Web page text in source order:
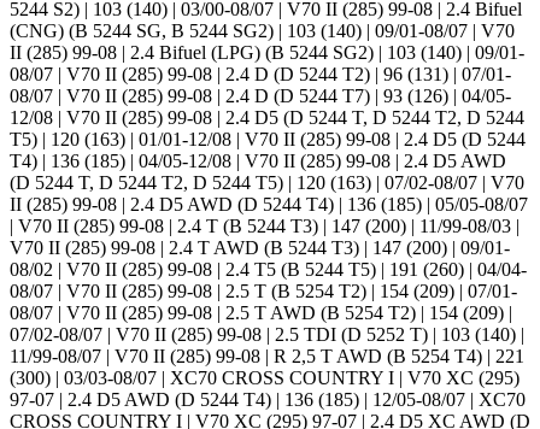
5244 S2) | 103 (140) | 03/00-08/07 | V70 II (285) 99-08 | 2.4 Bifuel
(CNG) (B 5244 SG, B 5244 SG2) | 103 (140) | 09/01-08/07 | V70
II (285) 99-08 | 2.4 Bifuel (LPG) (B 5244 SG2) | 103 (140) | 09/01-
08/07 | V70 II (285) 99-08 | 2.4 D (D 5244 T2) | 96 (131) | 07/01-
08/07 | V70 II (285) 99-08 | 2.4 D (D 5244 T7) | 93 (126) | 04/05-
12/08 | V70 II (285) 99-08 | 2.4 D5 (D 5244 T, D 5244 T2, D 5244
T5) | 120 (163) | 01/01-12/08 | V70 II (285) 99-08 | 2.4 D5 (D 5244
T4) | 136 (185) | 04/05-12/08 | V70 II (285) 99-08 | 2.4 D5 AWD
(D 5244 T, D 5244 T2, D 5244 T5) | 120 (163) | 07/02-08/07 | V70
II (285) 99-08 | 2.4 D5 AWD (D 5244 T4) | 136 (185) | 05/05-08/07
| V70 II (285) 99-08 | 2.4 T (B 5244 T3) | 147 (200) | 11/99-08/03 |
V70 II (285) 99-08 | 2.4 T AWD (B 5244 T3) | 147 (200) | 09/01-
08/02 | V70 II (285) 99-08 | 2.4 T5 (B 5244 T5) | 191 (260) | 04/04-
08/07 | V70 II (285) 99-08 | 2.5 T (B 5254 T2) | 154 (209) | 07/01-
08/07 | V70 II (285) 99-08 | 2.5 T AWD (B 5254 T2) | 154 (209) |
07/02-08/07 | V70 II (285) 99-08 | 2.5 TDI (D 5252 T) | 103 (140) |
11/99-08/07 | V70 II (285) 99-08 | R 2,5 T AWD (B 5254 T4) | 221
(300) | 03/03-08/07 | XC70 CROSS COUNTRY I | V70 XC (295)
97-07 | 2.4 D5 AWD (D 5244 T4) | 136 (185) | 12/05-08/07 | XC70
CROSS COUNTRY I | V70 XC (295) 97-07 | 2.4 D5 XC AWD (D